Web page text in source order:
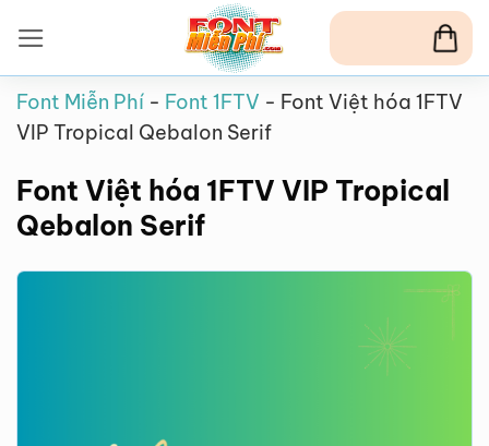
qua
nội
dung
Font Miễn Phí - Font 1FTV - Font Việt hóa 1FTV
VIP Tropical Qebalon Serif
Font Việt hóa 1FTV VIP Tropical
Qebalon Serif